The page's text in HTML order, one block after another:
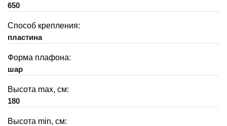
650
Способ крепления:
пластина
Форма плафона:
шар
Высота max, см:
180
Высота min, см: